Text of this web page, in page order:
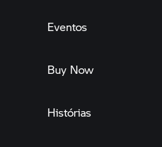
Eventos
Buy Now
Histórias